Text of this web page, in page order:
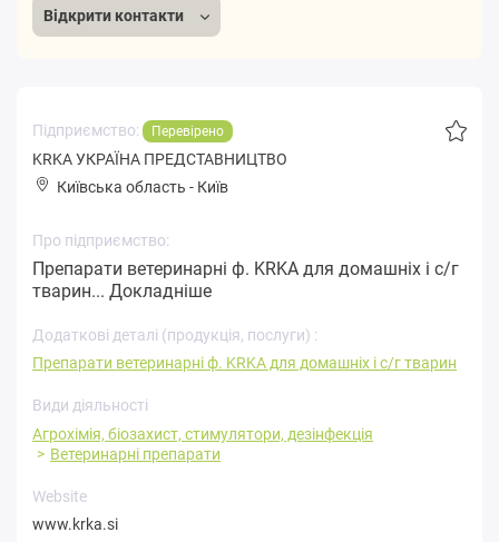
Відкрити контакти
Підприємство: Перевірено
KRKA УКРАЇНА ПРЕДСТАВНИЦТВО
Київська область - Київ
Про підприємство:
Препарати ветеринарні ф. KRKA для домашніх і с/г
тварин... Докладніше
Додаткові деталі (продукція, послуги) :
Препарати ветеринарні ф. KRKA для домашніх і с/г тварин
Види діяльності
Агрохімія, біозахист, стимулятори, дезінфекція
Ветеринарні препарати
Website
www.krka.si